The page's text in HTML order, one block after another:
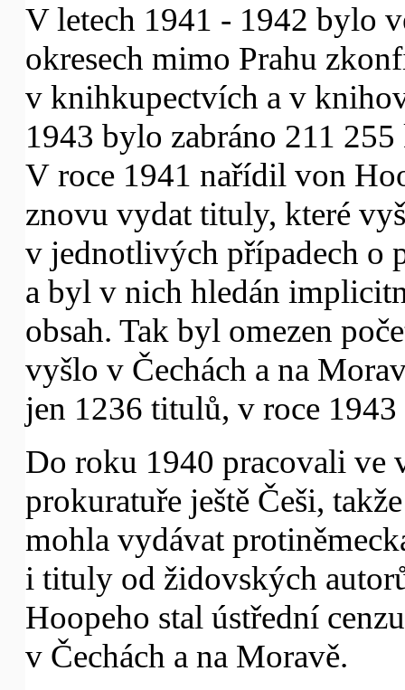
V letech 1941 - 1942 bylo
okresech mimo Prahu
v knihkupectvích a v
1943 bylo zabráno 211
V roce 1941 nařídil von
znovu vydat tituly, které
v jednotlivých případech o
a byl v nich hledán
obsah. Tak byl omezen
vyšlo v Čechách a na
jen 1236 titulů, v roce
Do roku 1940 pracovali ve
prokuratuře ještě Češi,
mohla vydávat
i tituly od židovských
Hoopeho stal ústřední
v Čechách a na Moravě.